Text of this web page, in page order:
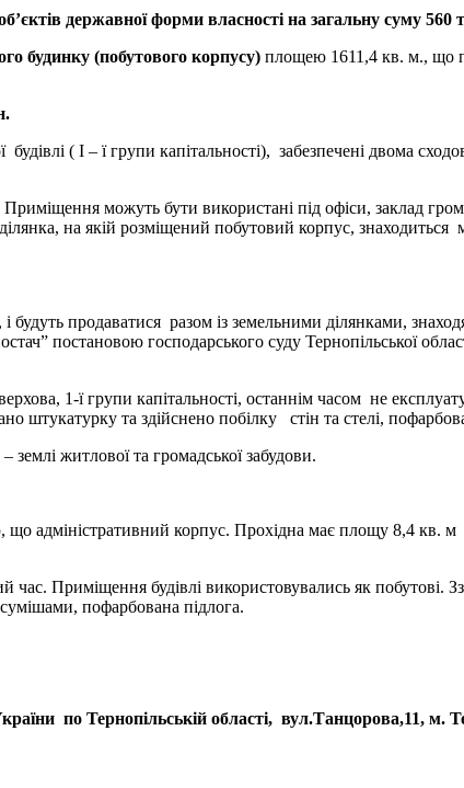
державної форми власності на загальну суму 560
будинку (побутового корпусу) площею 1611,4 кв. м., що
( І – ї групи капітальності), забезпечені двома
можуть бути використані під офіси, заклад
на якій розміщений побутовий корпус, знаходиться
продаватися разом із земельними ділянками,
постановою господарського суду Тернопільської
1-ї групи капітальності, останнім часом не
штукатурку та здійснено побілку стін та стелі,
житлової та громадської забудови.
що адміністративний корпус. Прохідна має площу 8,4 кв. м
час. Приміщення будівлі використовувались як побутові.
пофарбована підлога.
по Тернопільській області, вул.Танцорова,11, м.